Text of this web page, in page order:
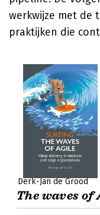
werkwijze met de
praktijken die
Derk-Jan de Grood
The waves of